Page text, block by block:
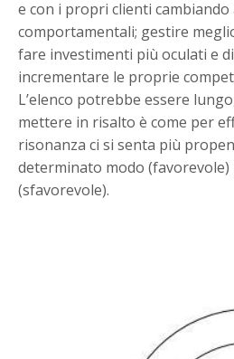
e con i propri clienti cambiando
comportamentali; gestire
fare investimenti più oculati e
incrementare le proprie
L’elenco potrebbe essere
mettere in risalto è come per
risonanza ci si senta più
determinato modo
(sfavorevole).